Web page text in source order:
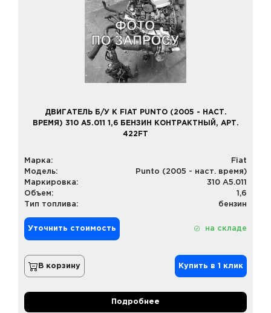
ДВИГАТЕЛЬ Б/У К FIAT PUNTO (2005 - НАСТ.
ВРЕМЯ) 310 A5.011 1,6 БЕНЗИН КОНТРАКТНЫЙ, АРТ.
422FT
Марка:
Fiat
Модель:
Punto (2005 - наст. время)
Маркировка:
310 A5.011
Объем:
1,6
Тип топлива:
бензин
Уточнить стоимость на складе
В корзину Купить в 1 клик
Подробнее